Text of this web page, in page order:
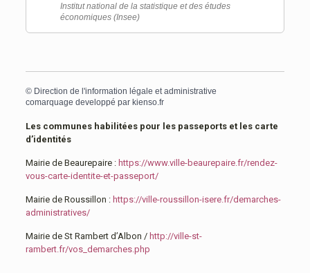
Institut national de la statistique et des études
économiques (Insee)
© Direction de l'information légale et administrative
comarquage developpé par kienso.fr
Les communes habilitées pour les passeports et les carte
d’identités
Mairie de Beaurepaire : https://www.ville-beaurepaire.fr/rendez-
vous-carte-identite-et-passeport/
Mairie de Roussillon : https://ville-roussillon-isere.fr/demarches-
administratives/
Mairie de St Rambert d’Albon / http://ville-st-
rambert.fr/vos_demarches.php